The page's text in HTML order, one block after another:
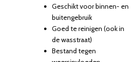
Geschikt voor binnen- en
buitengebruik
Goed te reinigen (ook in
de wasstraat)
Bestand tegen